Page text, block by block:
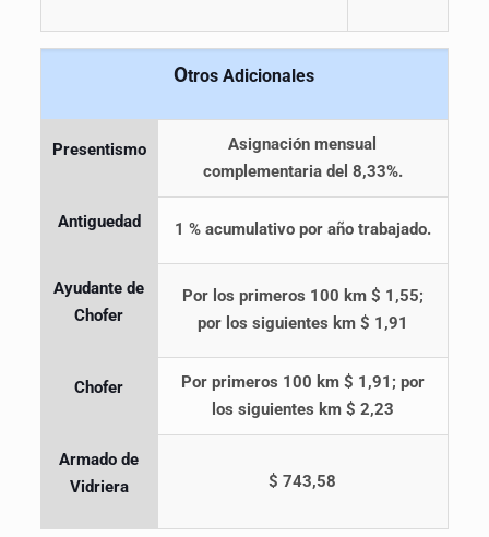
Otros Adicionales
Presentismo
Asignación mensual
complementaria del 8,33%.
Antiguedad 1 % acumulativo por año trabajado.
Ayudante de
Chofer
Por los primeros 100 km $ 1,55;
por los siguientes km $ 1,91
Chofer
Por primeros 100 km $ 1,91; por
los siguientes km $ 2,23
Armado de
Vidriera
$ 743,58